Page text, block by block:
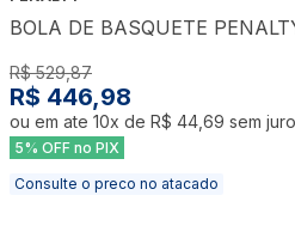
BOLA DE BASQUETE
R$ 529,87
R$ 446,98
ou em ate 10x de R$ 44,69 sem
5% OFF no PIX
Consulte o preco no atacado